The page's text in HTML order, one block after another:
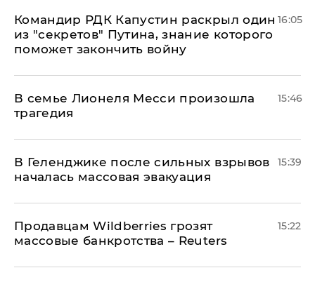
Командир РДК Капустин раскрыл один
из "секретов" Путина, знание которого
поможет закончить войну
16:05
В семье Лионеля Месси произошла
трагедия
15:46
В Геленджике после сильных взрывов
началась массовая эвакуация
15:39
Продавцам Wildberries грозят
массовые банкротства – Reuters
15:22